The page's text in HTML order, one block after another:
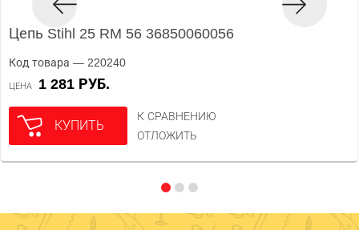
Цепь Stihl 25 RM 56 36850060056
Код товара — 220240
ЦЕНА 1 281 РУБ.
КУПИТЬ
К СРАВНЕНИЮ
ОТЛОЖИТЬ